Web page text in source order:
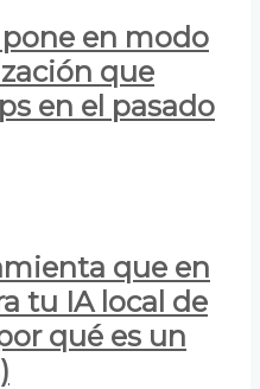
en modo
que
en el pasado
que en
tu IA local de
qué es un